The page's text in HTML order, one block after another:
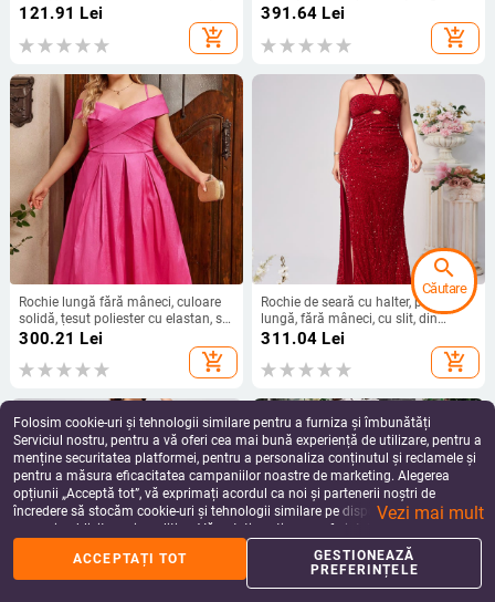
vară 2024, stil japonezo-coreean de
121.91 Lei
add_shopping_cart
până la podea, potrivită pentru
391.64 Lei
add_shopping_cart
Rochie lungă fără mâneci, culoare
solidă, țesut poliester cu elastan, stil
japonez-koreean leisure, croială
300.21 Lei
add_shopping_cart
Rochie de seară cu halter, paiete,
lungă, fără mâneci, cu slit, din
poliester/spandex
311.04 Lei
add_shopping_cart
Folosim cookie-uri și tehnologii similare pentru a furniza și îmbunătăți
Serviciul nostru, pentru a vă oferi cea mai bună experiență de utilizare, pentru a
menține securitatea platformei, pentru a personaliza conținutul și reclamele și
pentru a măsura eficacitatea campaniilor noastre de marketing. Alegerea
opțiunii „Acceptă tot”, vă exprimați acordul ca noi și partenerii noștri de
încredere să stocăm cookie-uri și tehnologii similare pe dispozitivul dvs. în
scopuri publicitare și analitice. Vă puteți gestiona preferințele în orice moment
făcând clic pe „Gestionează preferințele”. Pentru mai multe informații, vă
rugăm să consultațiPolitica noastră de confidențialitate.
Vezi mai mult
ACCEPTAȚI TOT
GESTIONEAZĂ
PREFERINȚELE
search
Căutare